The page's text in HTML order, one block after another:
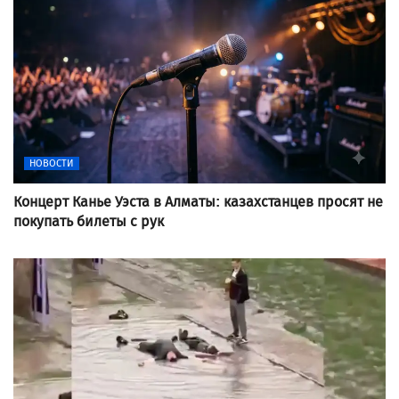
НОВОСТИ
Концерт Канье Уэста в Алматы: казахстанцев просят не
покупать билеты с рук